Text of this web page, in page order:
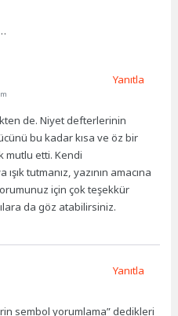
de. Niyet defterlerinin
bu kadar kısa ve öz bir
mutlu etti. Kendi
tutmanız, yazının amacına
için çok teşekkür
da göz atabilirsiniz.
Yanıtla
sembol yorumlama” dedikleri
Yanıtla